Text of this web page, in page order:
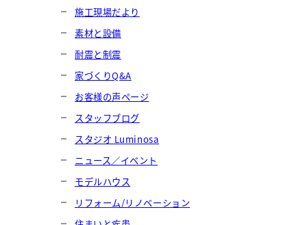
施工現場だより
素材と設備
耐震と制震
家づくりQ&A
お客様の声ページ
スタッフブログ
スタジオ Luminosa
ニュース／イベント
モデルハウス
リフォーム/リノベーション